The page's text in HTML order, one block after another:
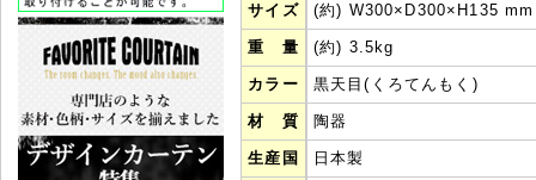
サイズ (約) W300×D300×H135 mm
重 量 (約) 3.5kg
カラー 黒天目(くろてんもく)
材 質 陶器
生産国 日本製